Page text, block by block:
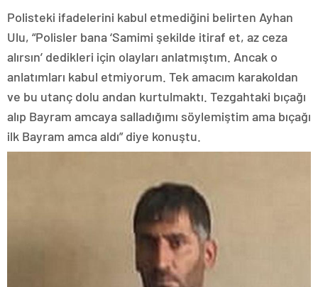
Polisteki ifadelerini kabul etmediğini belirten Ayhan
Ulu, “Polisler bana ‘Samimi şekilde itiraf et, az ceza
alırsın’ dedikleri için olayları anlatmıştım. Ancak o
anlatımları kabul etmiyorum. Tek amacım karakoldan
ve bu utanç dolu andan kurtulmaktı. Tezgahtaki bıçağı
alıp Bayram amcaya salladığımı söylemiştim ama bıçağı
ilk Bayram amca aldı” diye konuştu.